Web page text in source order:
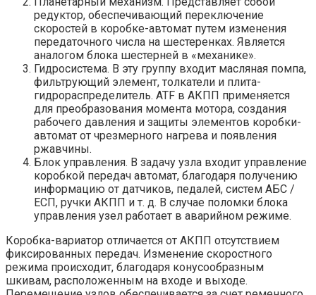
редуктор, обеспечивающий переключение
скоростей в коробке-автомат путем изменения
передаточного числа на шестеренках. Является
аналогом блока шестерней в «механике».
Гидросистема. В эту группу входит масляная помпа,
фильтрующий элемент, толкатели и плита-
гидрораспределитель. ATF в АКПП применяется
для преобразования момента мотора, создания
рабочего давления и защиты элементов коробки-
автомат от чрезмерного нагрева и появления
ржавчины.
Блок управления. В задачу узла входит управление
коробкой передач автомат, благодаря получению
информацию от датчиков, педалей, систем АБС /
ЕСП, ручки АКПП и т. д. В случае поломки блока
управления узел работает в аварийном режиме.
Коробка-вариатор отличается от АКПП отсутствием
фиксированных передач. Изменение скоростного
режима происходит, благодаря конусообразным
шкивам, расположенным на входе и выходе.